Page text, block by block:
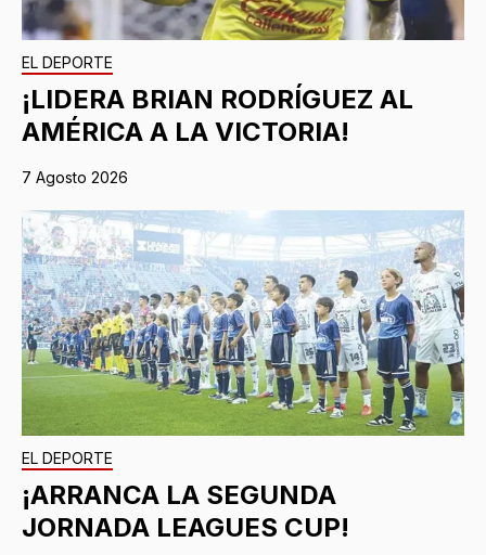
EL DEPORTE
¡LIDERA BRIAN RODRÍGUEZ AL
AMÉRICA A LA VICTORIA!
7 Agosto 2026
EL DEPORTE
¡ARRANCA LA SEGUNDA
JORNADA LEAGUES CUP!